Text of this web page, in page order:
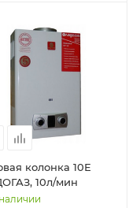
колонка 10Е
10л/мин